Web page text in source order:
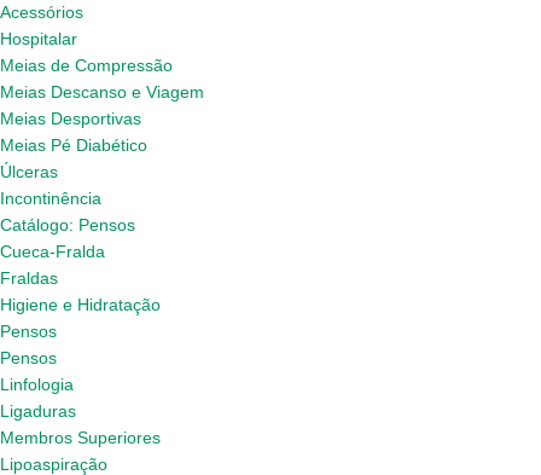
Acessórios
Hospitalar
Meias de Compressão
Meias Descanso e Viagem
Meias Desportivas
Meias Pé Diabético
Úlceras
Incontinência
Catálogo: Pensos
Cueca-Fralda
Fraldas
Higiene e Hidratação
Pensos
Pensos
Linfologia
Ligaduras
Membros Superiores
Lipoaspiração